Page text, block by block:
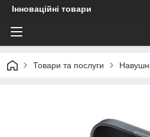
Інноваційні товари
Товари та послуги